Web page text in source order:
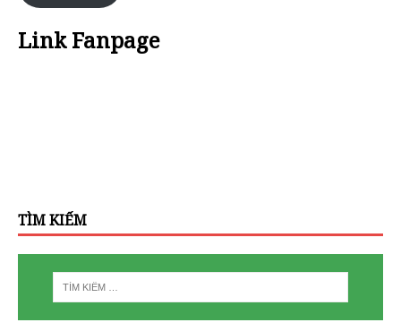
Link Fanpage
TÌM KIẾM